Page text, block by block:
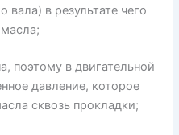
вала) в результате чего
поэтому в двигательной
давление, которое
сквозь прокладки;